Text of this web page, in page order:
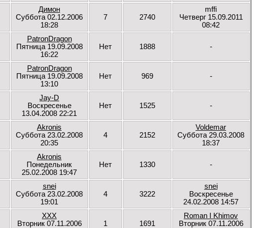
Димон
Суббота 02.12.2006
18:28
7 2740
mffi
Четверг 15.09.2011
08:42
PatronDragon
Пятница 19.09.2008
16:22
Нет 1888 -
PatronDragon
Пятница 19.09.2008
13:10
Нет 969 -
Jay-D
Воскресенье
13.04.2008 22:21
Нет 1525 -
Akronis
Суббота 23.02.2008
20:35
4 2152
Voldemar
Суббота 29.03.2008
18:37
Akronis
Понедельник
25.02.2008 19:47
Нет 1330 -
snei
Суббота 23.02.2008
19:01
4 3222
snei
Воскресенье
24.02.2008 14:57
XXX
Вторник 07.11.2006
1 1691
Roman I Khimov
Вторник 07.11.2006